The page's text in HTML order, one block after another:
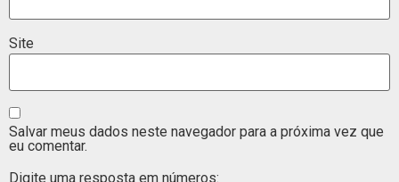
Site
Salvar meus dados neste navegador para a próxima vez que
eu comentar.
Digite uma resposta em números: